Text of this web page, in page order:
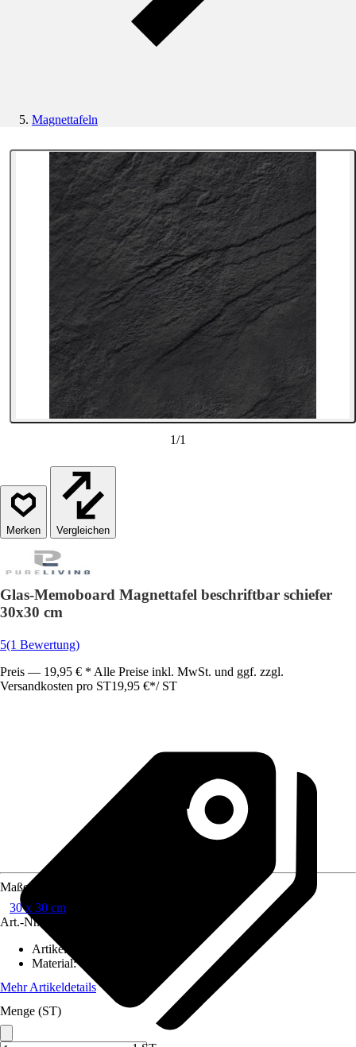
Magnettafeln
1/1
Vergleichen
Glas-Memoboard Magnettafel beschriftbar schiefer
30x30 cm
5(1 Bewertung)
Preis — 19,95 € * Alle Preise inkl. MwSt. und ggf. zzgl.
Versandkosten pro ST19,95 €*/ ST
Maße (BxH)
30 x 30 cm
Art.-Nr.
Artikeltyp
Material:Glas
Mehr Artikeldetails
Menge (ST)